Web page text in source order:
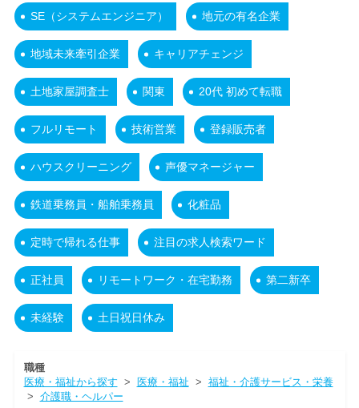
SE（システムエンジニア） 地元の有名企業
地域未来牽引企業 キャリアチェンジ
土地家屋調査士 関東 20代 初めて転職
フルリモート 技術営業 登録販売者
ハウスクリーニング 声優マネージャー
鉄道乗務員・船舶乗務員 化粧品
定時で帰れる仕事 注目の求人検索ワード
正社員 リモートワーク・在宅勤務 第二新卒
未経験 土日祝日休み
職種
医療・福祉から探す > 医療・福祉 > 福祉・介護サービス・栄養
> 介護職・ヘルパー